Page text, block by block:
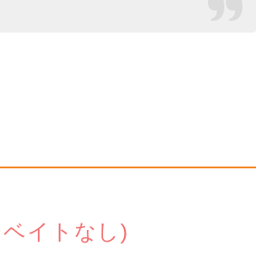
イトなし)